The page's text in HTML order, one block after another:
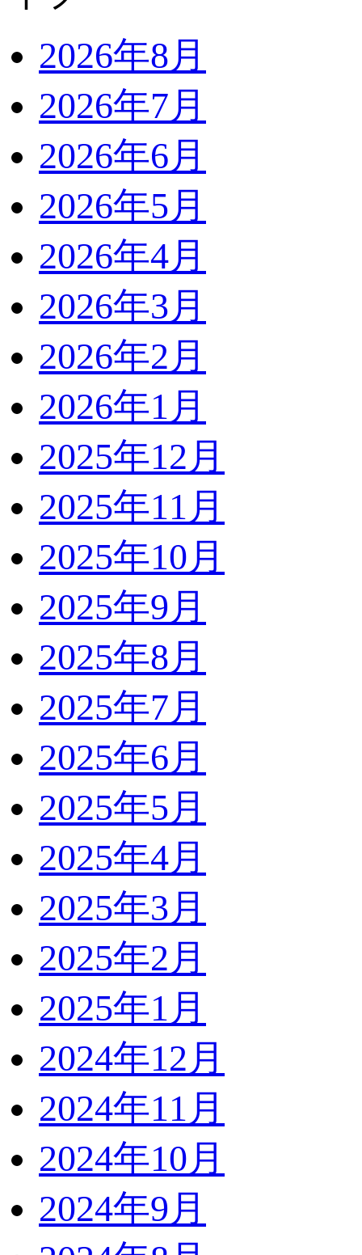
2026年8月
2026年7月
2026年6月
2026年5月
2026年4月
2026年3月
2026年2月
2026年1月
2025年12月
2025年11月
2025年10月
2025年9月
2025年8月
2025年7月
2025年6月
2025年5月
2025年4月
2025年3月
2025年2月
2025年1月
2024年12月
2024年11月
2024年10月
2024年9月